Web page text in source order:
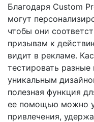
Благодаря Custom
могут
чтобы они
призывам к
видит в рекламе.
тестировать
уникальным
полезная функция
ее помощью можно
привлечения,